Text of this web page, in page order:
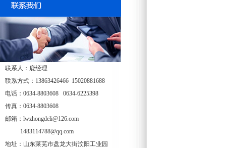
联系人：鹿经理
联系方式：13863426466 15020881688
电话：0634-8803608 0634-6225398
传真：0634-8803608
邮箱：lwzhongdeli@126.com
1483114788@qq.com
地址：山东莱芜市盘龙大街汶阳工业园